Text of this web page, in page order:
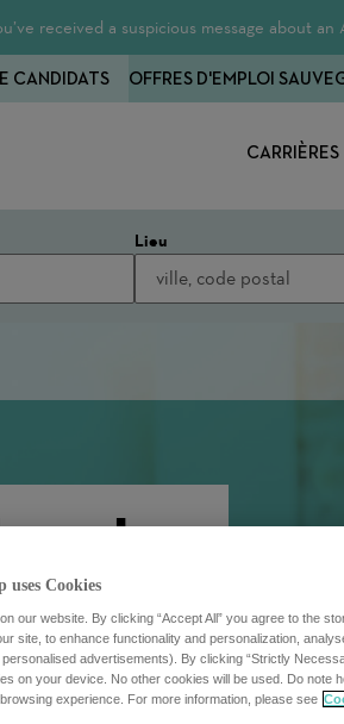
received a suspicious message about
CARRIÈRES
CANDIDATS OFFRES D'EMPLOI
Lieu
Trier
les
offres
Trier les offres d'emploi
uses Cookies
our website. By clicking “Accept All” you agree to the
site, to enhance functionality and personalization,
advertisements). By clicking “Strictly
on your device. No other cookies will be used. Do note
experience. For more information, please see